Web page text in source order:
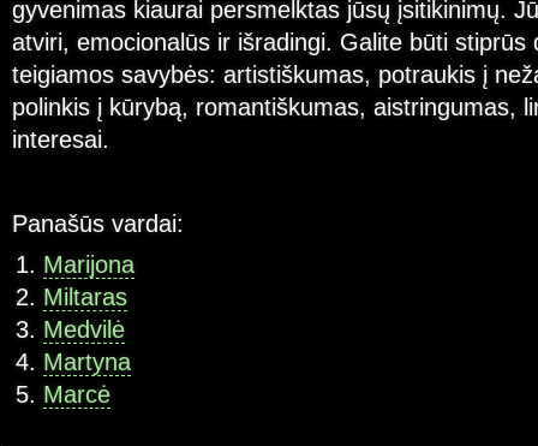
gyvenimas kiaurai persmelktas jūsų įsitikinimų.
atviri, emocionalūs ir išradingi. Galite būti stiprūs
teigiamos savybės: artistiškumas, potraukis į
polinkis į kūrybą, romantiškumas, aistringumas,
interesai.
Panašūs vardai:
Marijona
Miltaras
Medvilė
Martyna
Marcė